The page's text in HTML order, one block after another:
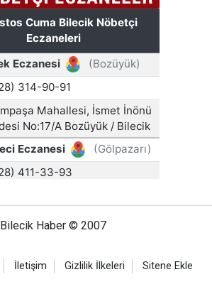
Bilecik Haber © 2007
İletişim Gizlilik İlkeleri Sitene Ekle